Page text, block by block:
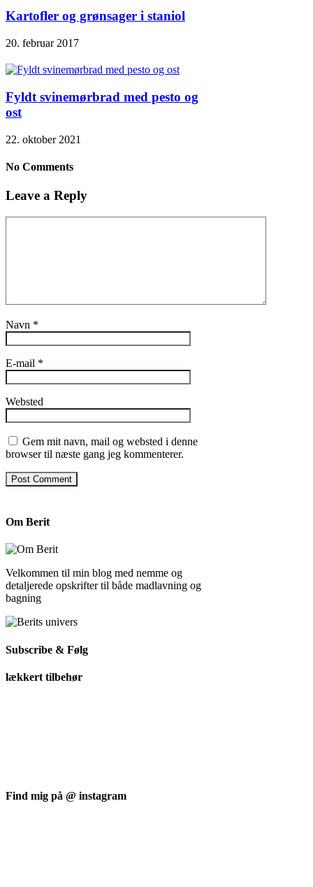
Kartofler og grønsager i staniol
20. februar 2017
Fyldt svinemørbrad med pesto og
ost
22. oktober 2021
No Comments
Leave a Reply
Navn *
E-mail *
Websted
Gem mit navn, mail og websted i denne
browser til næste gang jeg kommenterer.
Om Berit
Velkommen til min blog med nemme og
detaljerede opskrifter til både madlavning og
bagning
Subscribe & Følg
lækkert tilbehør
Find mig på @ instagram